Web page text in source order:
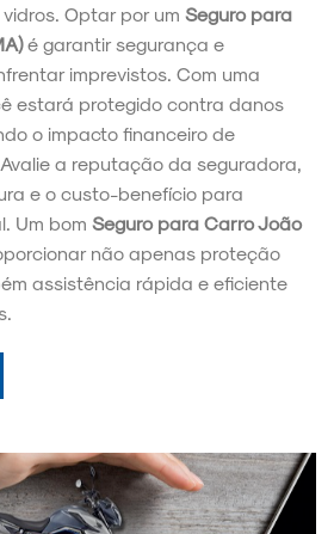
Optar por um Seguro para
é garantir segurança e
imprevistos. Com uma
estará protegido contra danos
o impacto financeiro de
a reputação da seguradora,
e o custo-benefício para
Um bom Seguro para Carro João
não apenas proteção
assistência rápida e eficiente